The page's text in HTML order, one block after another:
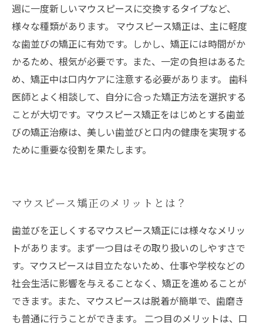
週に一度新しいマウスピースに交換するタイプなど、
様々な種類があります。 マウスピース矯正は、主に軽度
な歯並びの矯正に有効です。しかし、矯正には時間がか
かるため、根気が必要です。また、一定の負担はあるた
め、矯正中は口内ケアに注意する必要があります。 歯科
医師とよく相談して、自分に合った矯正方法を選択する
ことが大切です。マウスピース矯正をはじめとする歯並
びの矯正治療は、美しい歯並びと口内の健康を実現する
ために重要な役割を果たします。
マウスピース矯正のメリットとは？
歯並びを正しくするマウスピース矯正には様々なメリッ
トがあります。まず一つ目はその取り扱いのしやすさで
す。マウスピースは目立たないため、仕事や学校などの
社会生活に影響を与えることなく、矯正を進めることが
できます。また、マウスピースは脱着が簡単で、歯磨き
も普通に行うことができます。 二つ目のメリットは、口